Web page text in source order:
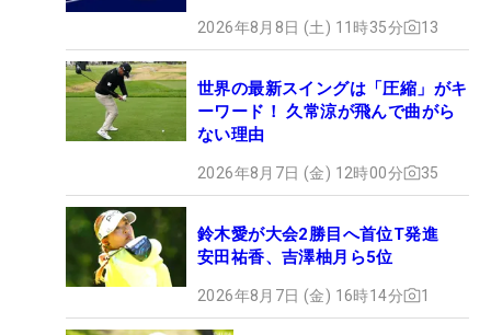
2026年8月8日 (土) 11時35分 13
世界の最新スイングは「圧縮」がキ
ーワード！ 久常涼が飛んで曲がら
ない理由
2026年8月7日 (金) 12時00分 35
鈴木愛が大会2勝目へ首位T発進
安田祐香、吉澤柚月ら5位
2026年8月7日 (金) 16時14分 1